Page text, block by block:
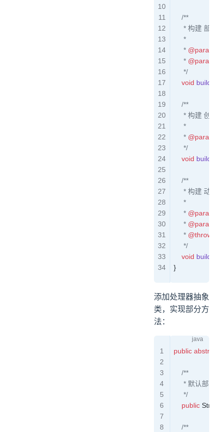
    /**
* 构建 部
     *
     *
@param
     *
@param
     */
    void
    /**
* 构建 创
     *
     *
@param
     */
    void
    /**
* 构建 动
     *
     *
@param
     *
@param
     *
@throws
     */
    void
}
添加处理器抽象
类，实现部分方
法：
public abstract
    /**
* 默认部门
     */
    public
String
    /**